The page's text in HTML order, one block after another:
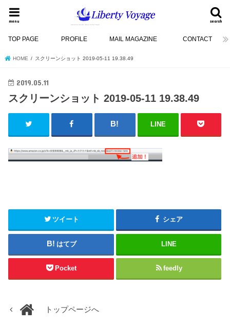
search
menu
TOP PAGE PROFILE MAIL MAGAZINE CONTACT
HOME スクリーンショット 2019-05-11 19.38.49
2019.05.11
スクリーンショット 2019-05-11 19.38.49
LINE
ツイート シェア
はてブ LINE
Pocket feedly
トップページへ